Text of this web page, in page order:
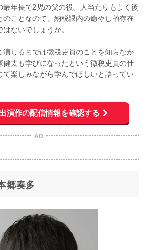
最年長で2児の父の役。人当たりもよく後
のことなので、納税課内の癒やし的存在
ないでしょうか。
演じるまでは徴税吏員のことを知らなか
健太も学びになったという徴税吏員の仕
楽しみながら学んでほしいと語ってい
演作の配信情報を確認する
AD
郷奏多